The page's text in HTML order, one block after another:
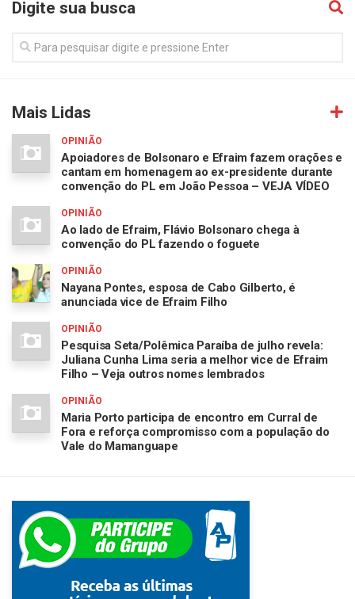
Digite sua busca
Mais Lidas
OPINIÃO
Apoiadores de Bolsonaro e Efraim fazem orações e
cantam em homenagem ao ex-presidente durante
convenção do PL em João Pessoa – VEJA VÍDEO
OPINIÃO
Ao lado de Efraim, Flávio Bolsonaro chega à
convenção do PL fazendo o foguete
OPINIÃO
Nayana Pontes, esposa de Cabo Gilberto, é
anunciada vice de Efraim Filho
OPINIÃO
Pesquisa Seta/Polêmica Paraíba de julho revela:
Juliana Cunha Lima seria a melhor vice de Efraim
Filho – Veja outros nomes lembrados
OPINIÃO
Maria Porto participa de encontro em Curral de
Fora e reforça compromisso com a população do
Vale do Mamanguape